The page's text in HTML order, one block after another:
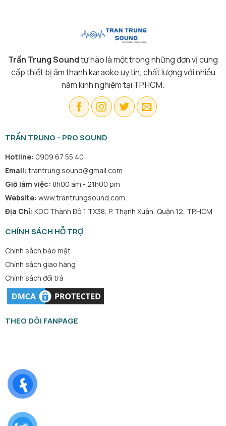
Trần Trung Soundtự hào là một trong những đơn vị cung
cấp thiết bị âm thanh karaoke uy tín, chất lượng với nhiều
năm kinh nghiệm tại TP.HCM.
TRẦN TRUNG - PRO SOUND
Hotline: 0909 67 55 40
Email: trantrung.sound@gmail.com
Giờ làm việc: 8h00 am - 21h00 pm
Website: www.trantrungsound.com
Địa Chỉ: KDC Thành Đô 1 TX38, P. Thạnh Xuân, Quận 12, TP.HCM
CHÍNH SÁCH HỖ TRỢ
Chính sách bảo mật
Chính sách giao hàng
Chính sách đổi trả
THEO DÕI FANPAGE